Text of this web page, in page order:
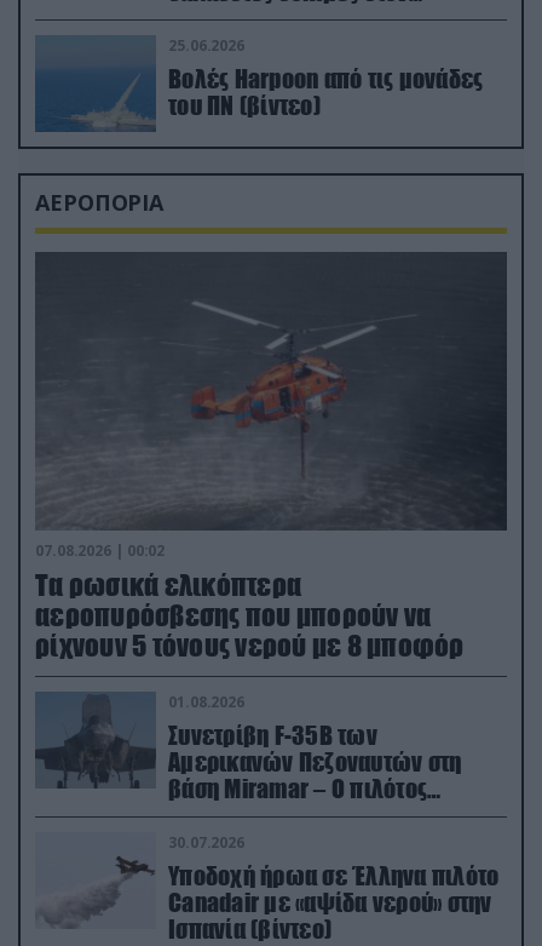
απαιτητικό Βισκαϊκό
25.06.2026
Βολές Harpoon από τις μονάδες
του ΠΝ (βίντεο)
ΑΕΡΟΠΟΡΙΑ
07.08.2026 | 00:02
Τα ρωσικά ελικόπτερα
αεροπυρόσβεσης που μπορούν να
ρίχνουν 5 τόνους νερού με 8 μποφόρ
01.08.2026
Συνετρίβη F-35B των
Αμερικανών Πεζοναυτών στη
βάση Miramar – Ο πιλότος
εκτινάχθηκε εγκαίρως
30.07.2026
Υποδοχή ήρωα σε Έλληνα πιλότο
Canadair με «αψίδα νερού» στην
Ισπανία (βίντεο)